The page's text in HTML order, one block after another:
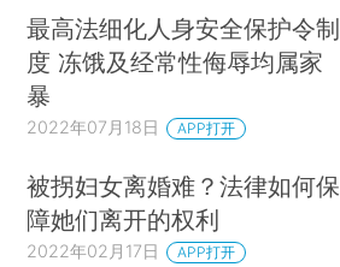
最高法细化人身安全保护令制
度 冻饿及经常性侮辱均属家
暴
2022年07月18日 APP打开
被拐妇女离婚难？法律如何保
障她们离开的权利
2022年02月17日 APP打开